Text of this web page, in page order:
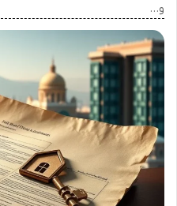
و…